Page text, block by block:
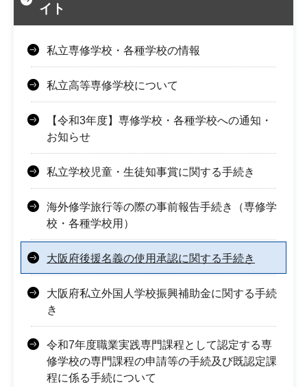
イト
私立専修学校・各種学校の情報
私立高等専修学校について
【令和3年度】専修学校・各種学校への通知・
お知らせ
私立学校児童・生徒知事賞に関する手続き
海外修学旅行等の際の事前報告手続き（専修学
校・各種学校用）
大阪府後援名義の使用承認に関する手続き
大阪府私立外国人学校振興補助金に関する手続
き
令和7年度職業実践専門課程として認定する専
修学校の専門課程の申請等の手続及び既認定課
程に係る手続について